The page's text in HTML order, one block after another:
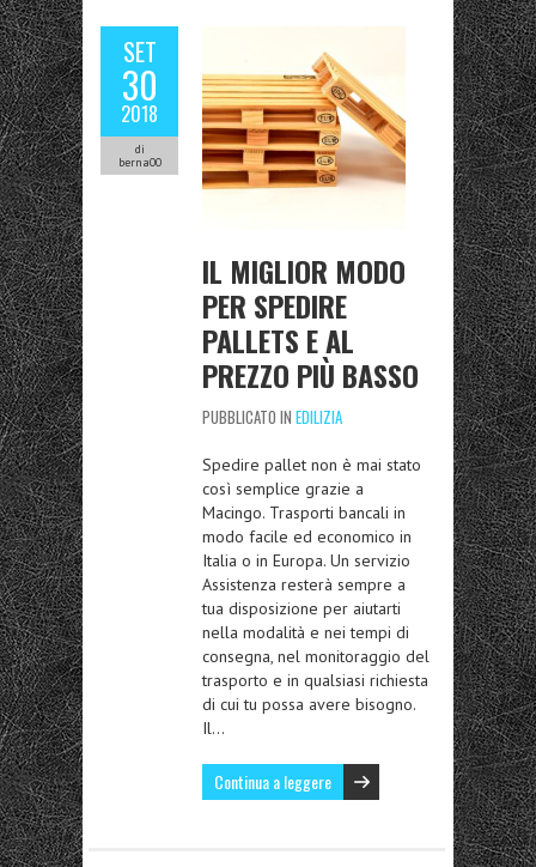
SET
30
2018
di
berna00
IL MIGLIOR MODO
PER SPEDIRE
PALLETS E AL
PREZZO PIÙ BASSO
PUBBLICATO IN EDILIZIA
Spedire pallet non è mai stato
così semplice grazie a
Macingo. Trasporti bancali in
modo facile ed economico in
Italia o in Europa. Un servizio
Assistenza resterà sempre a
tua disposizione per aiutarti
nella modalità e nei tempi di
consegna, nel monitoraggio del
trasporto e in qualsiasi richiesta
di cui tu possa avere bisogno.
Il…
Continua a leggere